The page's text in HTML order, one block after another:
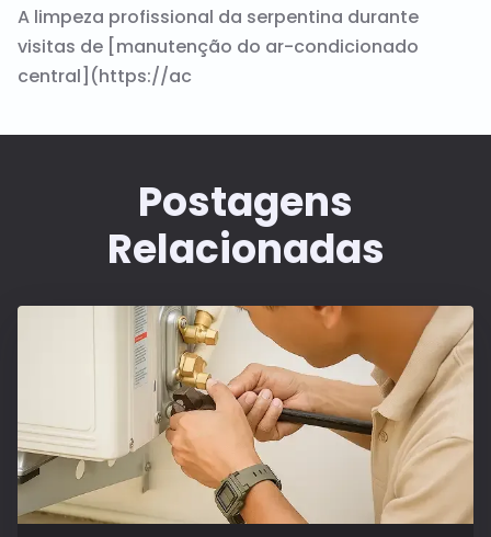
A limpeza profissional da serpentina durante
visitas de [manutenção do ar-condicionado
central](https://ac
Postagens
Relacionadas